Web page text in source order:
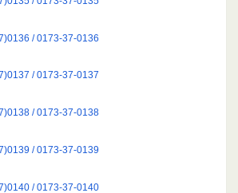
/ 0173-37-0136
/ 0173-37-0137
/ 0173-37-0138
/ 0173-37-0139
/ 0173-37-0140